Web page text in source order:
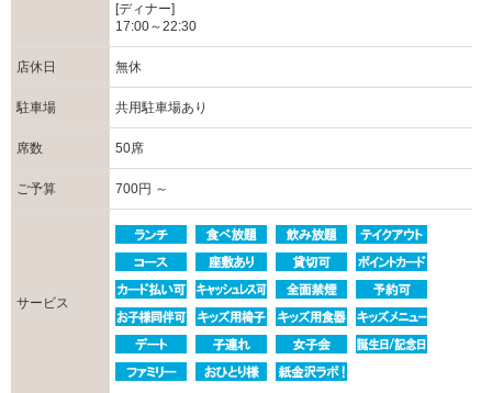
[ディナー]
17:00～22:30
店休日 無休
駐車場 共用駐車場あり
席数 50席
ご予算 700円 ～
サービス